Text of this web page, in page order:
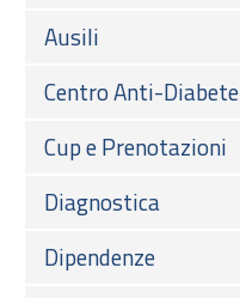
Ausili
Centro Anti-Diabete
Cup e Prenotazioni
Diagnostica
Dipendenze